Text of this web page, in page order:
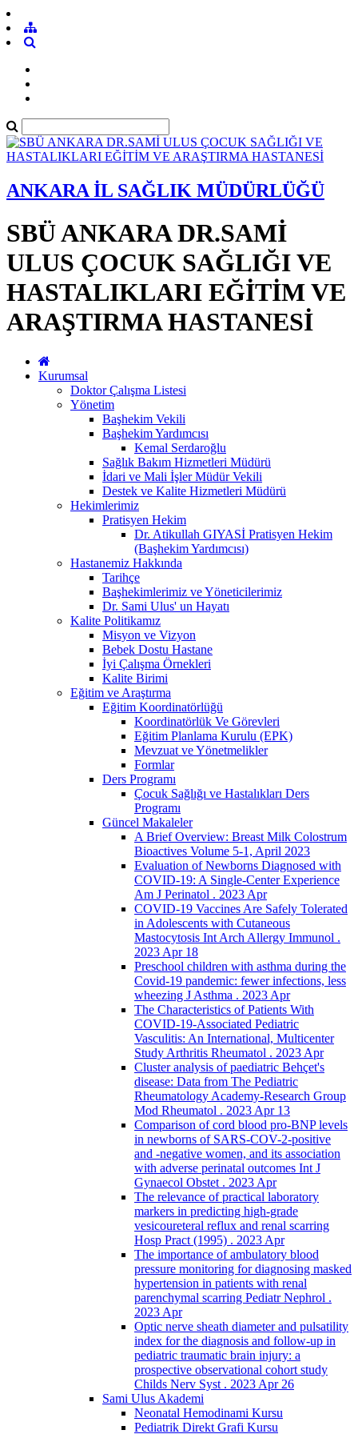
ANKARA İL SAĞLIK MÜDÜRLÜĞÜ
SBÜ ANKARA DR.SAMİ
ULUS ÇOCUK SAĞLIĞI VE
HASTALIKLARI EĞİTİM VE
ARAŞTIRMA HASTANESİ
Kurumsal
Doktor Çalışma Listesi
Yönetim
Başhekim Vekili
Başhekim Yardımcısı
Kemal Serdaroğlu
Sağlık Bakım Hizmetleri Müdürü
İdari ve Mali İşler Müdür Vekili
Destek ve Kalite Hizmetleri Müdürü
Hekimlerimiz
Pratisyen Hekim
Dr. Atikullah GIYASİ Pratisyen Hekim
(Başhekim Yardımcısı)
Hastanemiz Hakkında
Tarihçe
Başhekimlerimiz ve Yöneticilerimiz
Dr. Sami Ulus' un Hayatı
Kalite Politikamız
Misyon ve Vizyon
Bebek Dostu Hastane
İyi Çalışma Örnekleri
Kalite Birimi
Eğitim ve Araştırma
Eğitim Koordinatörlüğü
Koordinatörlük Ve Görevleri
Eğitim Planlama Kurulu (EPK)
Mevzuat ve Yönetmelikler
Formlar
Ders Programı
Çocuk Sağlığı ve Hastalıkları Ders
Programı
Güncel Makaleler
A Brief Overview: Breast Milk Colostrum
Bioactives Volume 5-1, April 2023
Evaluation of Newborns Diagnosed with
COVID-19: A Single-Center Experience
Am J Perinatol . 2023 Apr
COVID-19 Vaccines Are Safely Tolerated
in Adolescents with Cutaneous
Mastocytosis Int Arch Allergy Immunol .
2023 Apr 18
Preschool children with asthma during the
Covid-19 pandemic: fewer infections, less
wheezing J Asthma . 2023 Apr
The Characteristics of Patients With
COVID-19-Associated Pediatric
Vasculitis: An International, Multicenter
Study Arthritis Rheumatol . 2023 Apr
Cluster analysis of paediatric Behçet's
disease: Data from The Pediatric
Rheumatology Academy-Research Group
Mod Rheumatol . 2023 Apr 13
Comparison of cord blood pro-BNP levels
in newborns of SARS-COV-2-positive
and -negative women, and its association
with adverse perinatal outcomes Int J
Gynaecol Obstet . 2023 Apr
The relevance of practical laboratory
markers in predicting high-grade
vesicoureteral reflux and renal scarring
Hosp Pract (1995) . 2023 Apr
The importance of ambulatory blood
pressure monitoring for diagnosing masked
hypertension in patients with renal
parenchymal scarring Pediatr Nephrol .
2023 Apr
Optic nerve sheath diameter and pulsatility
index for the diagnosis and follow-up in
pediatric traumatic brain injury: a
prospective observational cohort study
Childs Nerv Syst . 2023 Apr 26
Sami Ulus Akademi
Neonatal Hemodinami Kursu
Pediatrik Direkt Grafi Kursu